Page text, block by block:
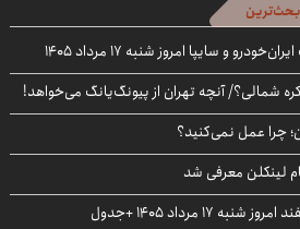
و سایپا امروز شنبه ۱۷ مرداد ۱۴۰۵
شمالی؟/ آنچه تهران از پیونگ‌یانگ می‌خواهد!
چرا عمل نمی‌کنید؟
لینکلن معرفی شد
مرداد ۱۴۰۵ +جدول